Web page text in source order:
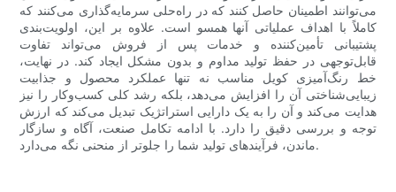
می‌توانند اطمینان حاصل کنند که در راه‌حلی سرمایه‌گذاری می‌کنند که
کاملاً با اهداف عملیاتی آنها همسو است. علاوه بر این، اولویت‌بندی
پشتیبانی تأمین‌کننده و خدمات پس از فروش می‌تواند تفاوت
قابل‌توجهی در حفظ تولید مداوم و بدون مشکل ایجاد کند. در نهایت،
خط رنگ‌آمیزی کویل مناسب نه تنها عملکرد محصول و جذابیت
زیبایی‌شناختی آن را افزایش می‌دهد، بلکه رشد کلی کسب‌وکار را نیز
هدایت می‌کند و آن را به یک دارایی استراتژیک تبدیل می‌کند که ارزش
توجه و بررسی دقیق را دارد. با ادامه تکامل صنعت، آگاه و سازگار
ماندن، فرآیندهای تولید شما را جلوتر از منحنی نگه می‌دارد.